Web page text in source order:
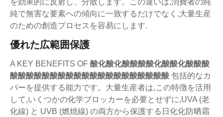
を効果的に反射し、分散します。この違いは,消費者の純
純で無害な要素への傾向に一致するだけでなく,大量生産
のための創造プロセスを容易にします.
優れた広範囲保護
A KEY BENEFITS OF 酸化酸化酸酸酸酸化酸酸化酸酸酸
酸酸酸酸酸酸酸酸酸酸酸酸酸酸酸酸酸酸酸酸 包括的なカ
バーを提供する能力です。大量生産者は,この特徴を活用
して,いくつかの化学ブロッカーを必要とせずに,UVA (老
化線) と UVB (燃焼線) の両方から保護する日化化防晒霜